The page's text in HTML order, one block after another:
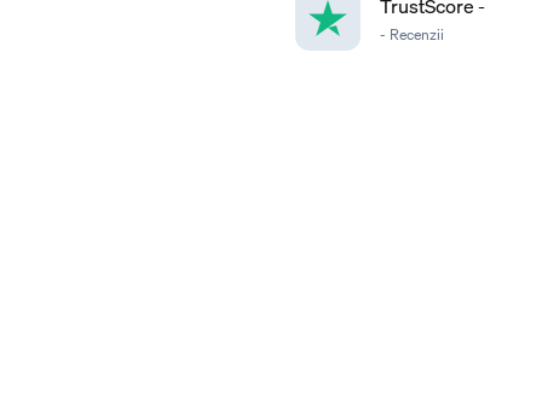
TrustScore-
- Recenzii